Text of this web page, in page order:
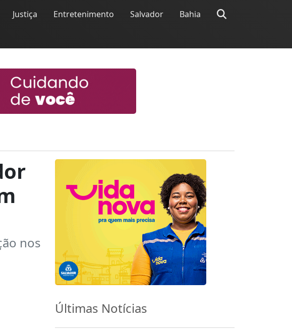
Justiça Entretenimento Salvador Bahia
nos
Últimas Notícias